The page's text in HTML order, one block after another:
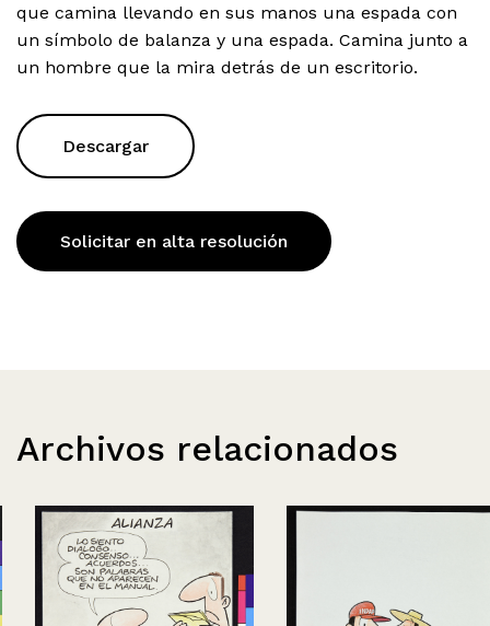
que camina llevando en sus manos una espada con
un símbolo de balanza y una espada. Camina junto a
un hombre que la mira detrás de un escritorio.
Descargar
Solicitar en alta resolución
Archivos relacionados